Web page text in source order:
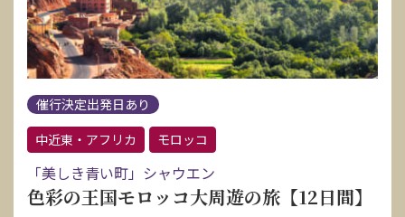
催行決定出発日あり
中近東・アフリカ
モロッコ
「美しき青い町」シャウエン
色彩の王国モロッコ大周遊の旅【12日間】